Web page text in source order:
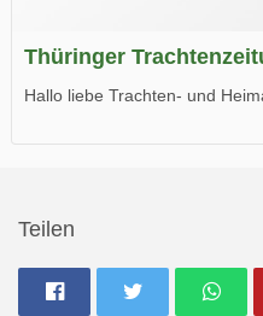
Thüringer
Hallo liebe Trachten- und
Teilen